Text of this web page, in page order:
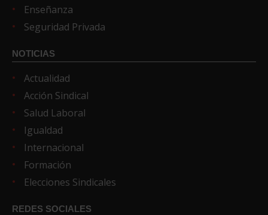
Enseñanza
Seguridad Privada
NOTICIAS
Actualidad
Acción Sindical
Salud Laboral
Igualdad
Internacional
Formación
Elecciones Sindicales
REDES SOCIALES